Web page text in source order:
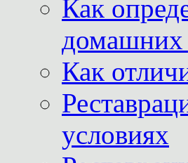
Как
домашних
Как
условиях